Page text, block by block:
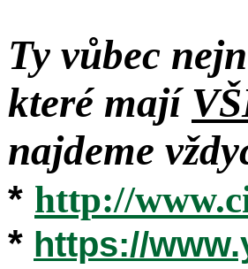
Ty vůbec
které mají
najdeme
* http://
* https://